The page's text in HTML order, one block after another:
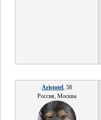
Aristotel, 58
Россия, Москва